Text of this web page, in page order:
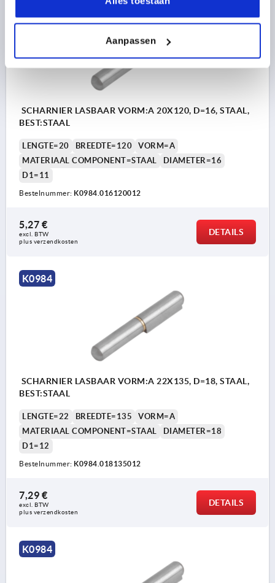
Aanpassen
SCHARNIER LASBAAR VORM:A 20X120, D=16, STAAL,
BEST:STAAL
LENGTE=20 BREEDTE=120
VORM=A
MATERIAAL COMPONENT=STAAL
DIAMETER=16
D1=11
Bestelnummer: K0984.016120012
5,27 €
excl. BTW
plus verzendkosten
DETAILS
K0984
SCHARNIER LASBAAR VORM:A 22X135, D=18, STAAL,
BEST:STAAL
LENGTE=22 BREEDTE=135
VORM=A
MATERIAAL COMPONENT=STAAL
DIAMETER=18
D1=12
Bestelnummer: K0984.018135012
7,29 €
excl. BTW
plus verzendkosten
DETAILS
K0984